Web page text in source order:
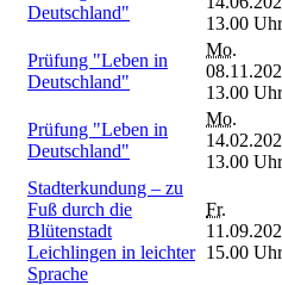
Deutschland"
13.00 Uhr
Prüfung "Leben in
Deutschland"
Mo.
13.00 Uhr
Prüfung "Leben in
Deutschland"
Mo.
13.00 Uhr
Stadterkundung – zu
Fuß durch die
Blütenstadt
Leichlingen in leichter
Sprache
Fr.
15.00 Uhr